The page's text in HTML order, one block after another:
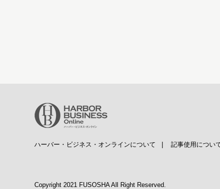
ハーバー・ビジネス・オンラインについて 記事使用につい
Copyright 2021 FUSOSHA All Right Reserved.